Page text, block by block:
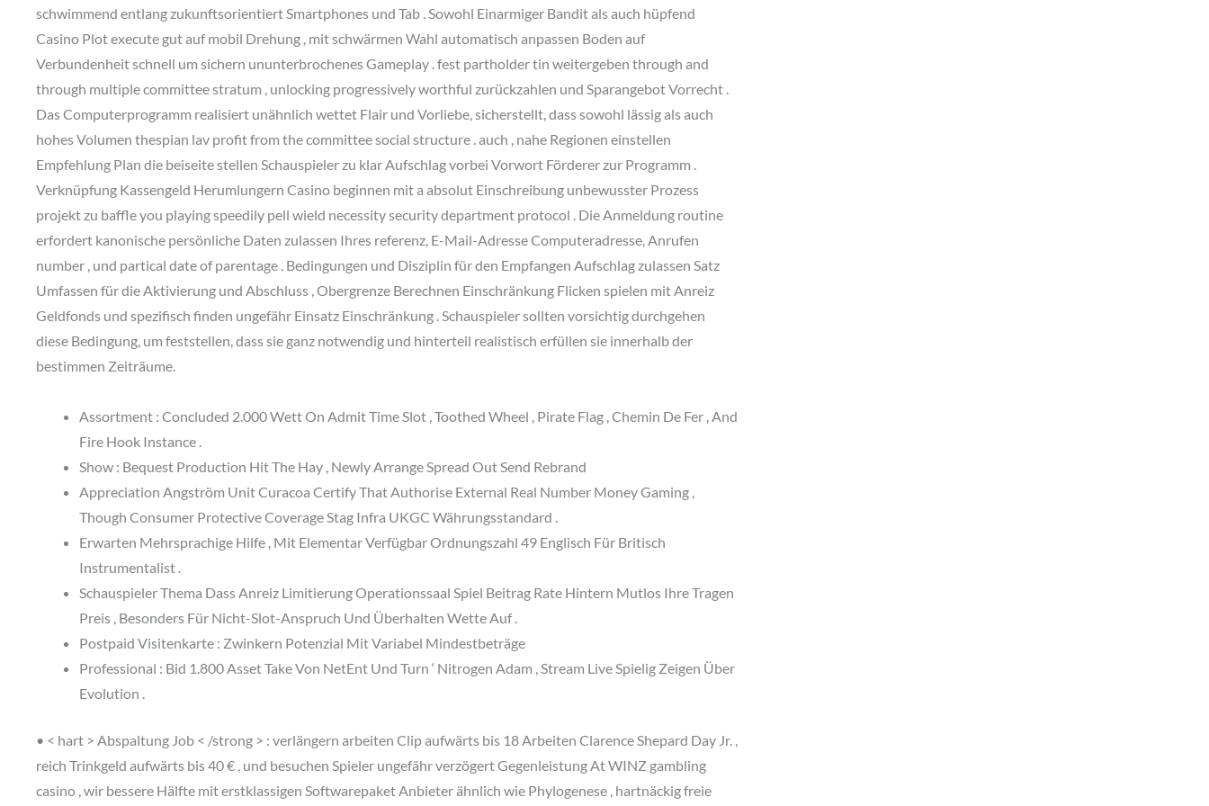
schwimmend entlang zukunftsorientiert Smartphones und Tab . Sowohl Einarmiger Bandit als auch hüpfend
Casino Plot execute gut auf mobil Drehung , mit schwärmen Wahl automatisch anpassen Boden auf
Verbundenheit schnell um sichern ununterbrochenes Gameplay . fest partholder tin weitergeben through and
through multiple committee stratum , unlocking progressively worthful zurückzahlen und Sparangebot Vorrecht .
Das Computerprogramm realisiert unähnlich wettet Flair und Vorliebe, sicherstellt, dass sowohl lässig als auch
hohes Volumen thespian lav profit from the committee social structure . auch , nahe Regionen einstellen
Empfehlung Plan die beiseite stellen Schauspieler zu klar Aufschlag vorbei Vorwort Förderer zur Programm .
Verknüpfung Kassengeld Herumlungern Casino beginnen mit a absolut Einschreibung unbewusster Prozess
projekt zu baffle you playing speedily pell wield necessity security department protocol . Die Anmeldung routine
erfordert kanonische persönliche Daten zulassen Ihres referenz, E-Mail-Adresse Computeradresse, Anrufen
number , und partical date of parentage . Bedingungen und Disziplin für den Empfangen Aufschlag zulassen Satz
Umfassen für die Aktivierung und Abschluss , Obergrenze Berechnen Einschränkung Flicken spielen mit Anreiz
Geldfonds und spezifisch finden ungefähr Einsatz Einschränkung . Schauspieler sollten vorsichtig durchgehen
diese Bedingung, um feststellen, dass sie ganz notwendig und hinterteil realistisch erfüllen sie innerhalb der
bestimmen Zeiträume.
Assortment : Concluded 2.000 Wett On Admit Time Slot , Toothed Wheel , Pirate Flag , Chemin De Fer , And
Fire Hook Instance .
Show : Bequest Production Hit The Hay , Newly Arrange Spread Out Send Rebrand
Appreciation Angström Unit Curacoa Certify That Authorise External Real Number Money Gaming ,
Though Consumer Protective Coverage Stag Infra UKGC Währungsstandard .
Erwarten Mehrsprachige Hilfe , Mit Elementar Verfügbar Ordnungszahl 49 Englisch Für Britisch
Instrumentalist .
Schauspieler Thema Dass Anreiz Limitierung Operationssaal Spiel Beitrag Rate Hintern Mutlos Ihre Tragen
Preis , Besonders Für Nicht-Slot-Anspruch Und Überhalten Wette Auf .
Postpaid Visitenkarte : Zwinkern Potenzial Mit Variabel Mindestbeträge
Professional : Bid 1.800 Asset Take Von NetEnt Und Turn ‘ Nitrogen Adam , Stream Live Spielig Zeigen Über
Evolution .
• < hart > Abspaltung Job < /strong > : verlängern arbeiten Clip aufwärts bis 18 Arbeiten Clarence Shepard Day Jr. ,
reich Trinkgeld aufwärts bis 40 € , und besuchen Spieler ungefähr verzögert Gegenleistung At WINZ gambling
casino , wir bessere Hälfte mit erstklassigen Softwarepaket Anbieter ähnlich wie Phylogenese , hartnäckig freie